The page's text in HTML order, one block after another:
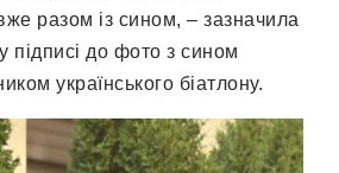
разом із сином, – зазначила
у підписі до фото з сином
українського біатлону.